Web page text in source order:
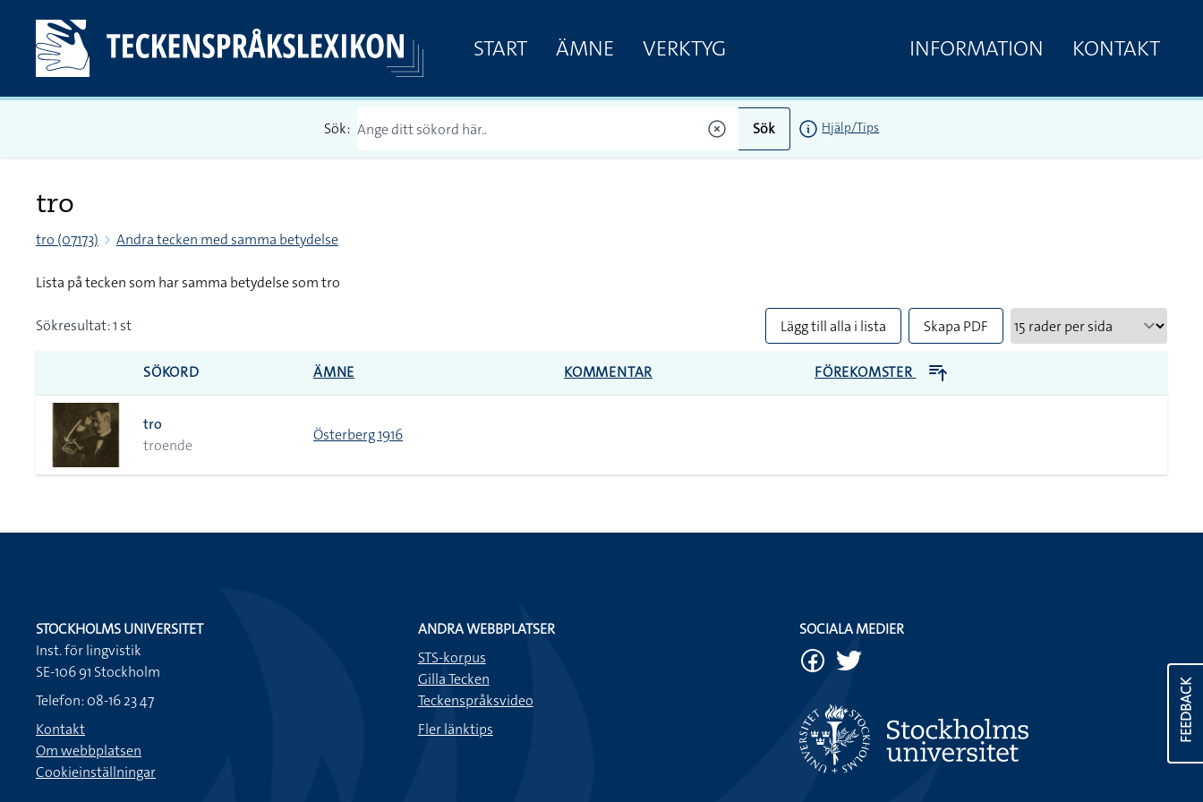
START ÄMNE VERKTYG INFORMATION KONTAKT
Sök: Sök Hjälp/Tips
tro
tro (07173) Andra tecken med samma betydelse
Lista på tecken som har samma betydelse som tro
Sökresultat: 1 st Lägg till alla i lista Skapa PDF
SÖKORD ÄMNE KOMMENTAR FÖREKOMSTER
tro
troende
Österberg 1916
FEEDBACK
STOCKHOLMS UNIVERSITET
Inst. för lingvistik
SE-106 91 Stockholm
Telefon: 08-16 23 47
Kontakt
Om webbplatsen
Cookieinställningar
ANDRA WEBBPLATSER
STS-korpus
Gilla Tecken
Teckenspråksvideo
Fler länktips
SOCIALA MEDIER